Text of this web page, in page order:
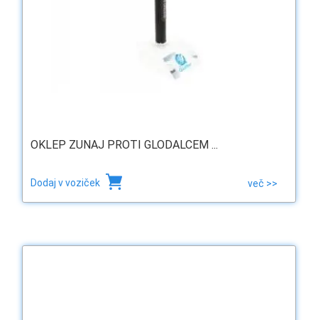
OKLEP ZUNAJ PROTI GLODALCEM ...
Dodaj v voziček več >>